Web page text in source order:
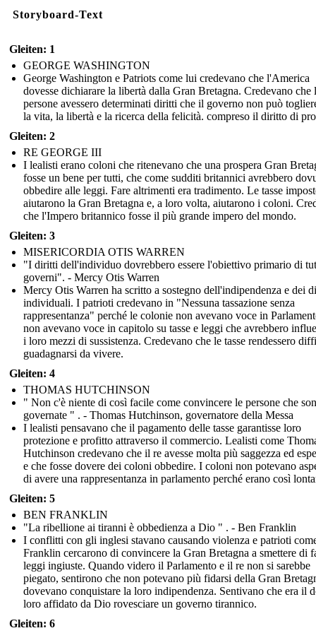
Storyboard-Text
Gleiten: 1
GEORGE WASHINGTON
George Washington e Patriots come lui credevano che l'America
dovesse dichiarare la libertà dalla Gran Bretagna. Credevano che
persone avessero determinati diritti che il governo non può
la vita, la libertà e la ricerca della felicità. compreso il diritto di
Gleiten: 2
RE GEORGE III
I lealisti erano coloni che ritenevano che una prospera Gran
fosse un bene per tutti, che come sudditi britannici avrebbero
obbedire alle leggi. Fare altrimenti era tradimento. Le tasse
aiutarono la Gran Bretagna e, a loro volta, aiutarono i coloni.
che l'Impero britannico fosse il più grande impero del mondo.
Gleiten: 3
MISERICORDIA OTIS WARREN
"I diritti dell'individuo dovrebbero essere l'obiettivo primario di
governi". - Mercy Otis Warren
Mercy Otis Warren ha scritto a sostegno dell'indipendenza e dei
individuali. I patrioti credevano in "Nessuna tassazione senza
rappresentanza" perché le colonie non avevano voce in
non avevano voce in capitolo su tasse e leggi che avrebbero
i loro mezzi di sussistenza. Credevano che le tasse rendessero
guadagnarsi da vivere.
Gleiten: 4
THOMAS HUTCHINSON
" Non c'è niente di così facile come convincere le persone che
governate " . - Thomas Hutchinson, governatore della Messa
I lealisti pensavano che il pagamento delle tasse garantisse loro
protezione e profitto attraverso il commercio. Lealisti come
Hutchinson credevano che il re avesse molta più saggezza ed
e che fosse dovere dei coloni obbedire. I coloni non potevano
di avere una rappresentanza in parlamento perché erano così
Gleiten: 5
BEN FRANKLIN
"La ribellione ai tiranni è obbedienza a Dio " . - Ben Franklin
I conflitti con gli inglesi stavano causando violenza e patrioti
Franklin cercarono di convincere la Gran Bretagna a smettere di
leggi ingiuste. Quando videro il Parlamento e il re non si sarebbe
piegato, sentirono che non potevano più fidarsi della Gran
dovevano conquistare la loro indipendenza. Sentivano che era il
loro affidato da Dio rovesciare un governo tirannico.
Gleiten: 6